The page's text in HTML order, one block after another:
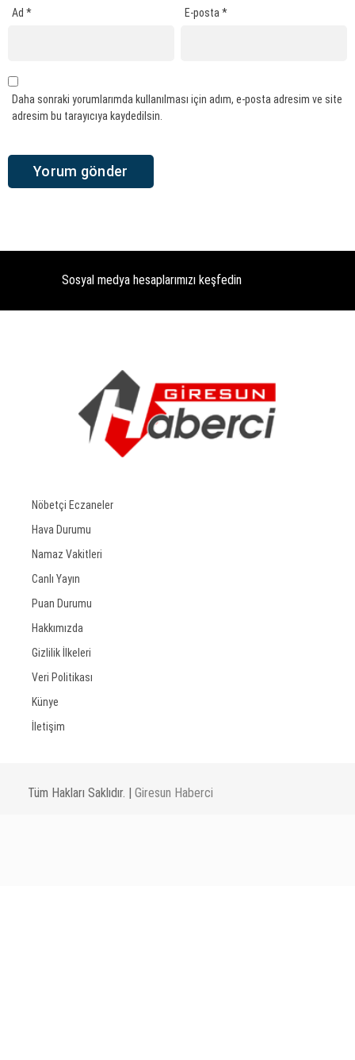
Ad * E-posta*
Daha sonraki yorumlarımda kullanılması için adım, e-posta adresim ve site
adresim bu tarayıcıya kaydedilsin.
Sosyal medya hesaplarımızı keşfedin
Nöbetçi Eczaneler
Hava Durumu
Namaz Vakitleri
Canlı Yayın
Puan Durumu
Hakkımızda
Gizlilik İlkeleri
Veri Politikası
Künye
İletişim
Tüm Hakları Saklıdır. | Giresun Haberci